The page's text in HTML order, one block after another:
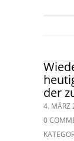
der
4. MÄRZ
0